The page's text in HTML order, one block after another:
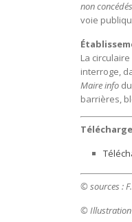
non
voie
La
interroge,
Maire info
barrières,
© sources :
© Illustration